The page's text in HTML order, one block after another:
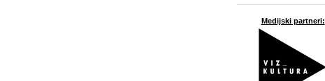
Medijski partneri: